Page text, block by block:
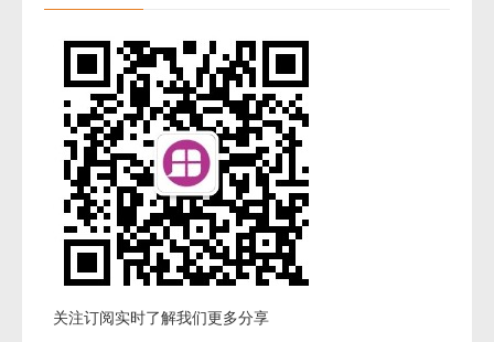
关注订阅实时了解我们更多分享